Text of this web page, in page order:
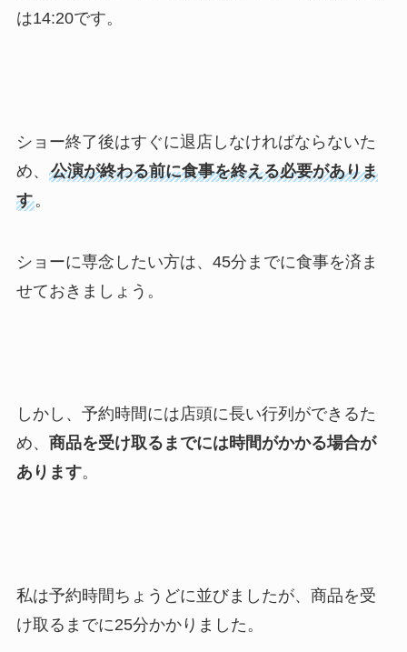
は14:20です。
ショー終了後はすぐに退店しなければならないた
め、 公演が終わる前に食事を終える必要がありま
す。
ショーに専念したい方は、45分までに食事を済ま
せておきましょう。
しかし、予約時間には店頭に長い行列ができるた
め、 商品を受け取るまでには時間がかかる場合が
あります。
私は予約時間ちょうどに並びましたが、商品を受
け取るまでに25分かかりました。